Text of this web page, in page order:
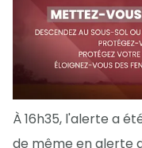
À 16h35, l'alerte a
de même en alerte